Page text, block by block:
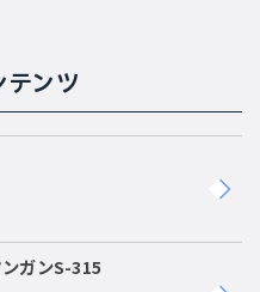
ンツ
ガンS-315